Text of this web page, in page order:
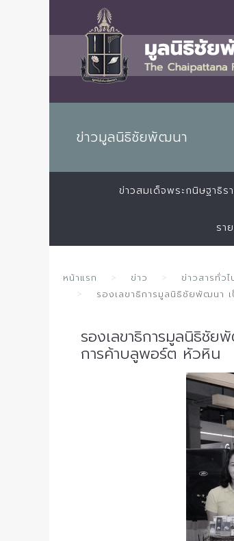
ข่าวมูลนิธิชัยพัฒนา
ข่าวสมเด็จพระกนิษฐาธิ
รา
หน้าแรก ข่าว
ข่าวสารทั่วไ
รองเลขาธิการมูลนิธิชัยพัฒนา
รองเลขาธิการมูลนิธิชั
การค้าบลูพอร์ต หัวหิน